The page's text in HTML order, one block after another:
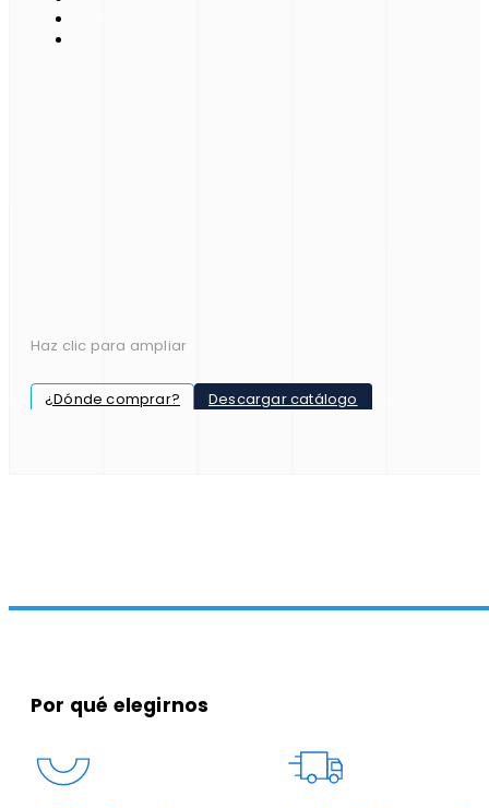
Haz clic para ampliar
¿Dónde comprar? Descargar catálogo
Por qué elegirnos